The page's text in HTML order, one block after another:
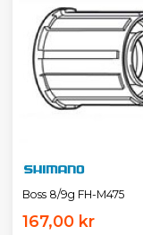
Boss 8/9g FH-M475
167,00 kr